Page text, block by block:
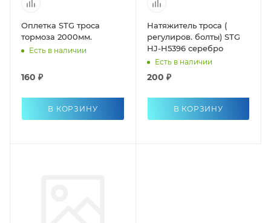
Оплетка STG троса
тормоза 2000мм.
Есть в наличии
160 ₽
В КОРЗИНУ
Натяжитель троса (
регулиров. болты) STG
HJ-H5396 серебро
Есть в наличии
200 ₽
В КОРЗИНУ